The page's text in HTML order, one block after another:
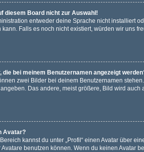
diesem Board nicht zur Auswahl!
entweder deine Sprache nicht installiert
Falls es noch nicht existiert, würden wir uns
die bei meinem Benutzernamen angezeigt
zwei Bilder bei deinem Benutzernamen
Das andere, meist größere, Bild wird
Avatar?
kannst du unter „Profil“ einen Avatar über
benutzen können. Wenn du keinen Avatar